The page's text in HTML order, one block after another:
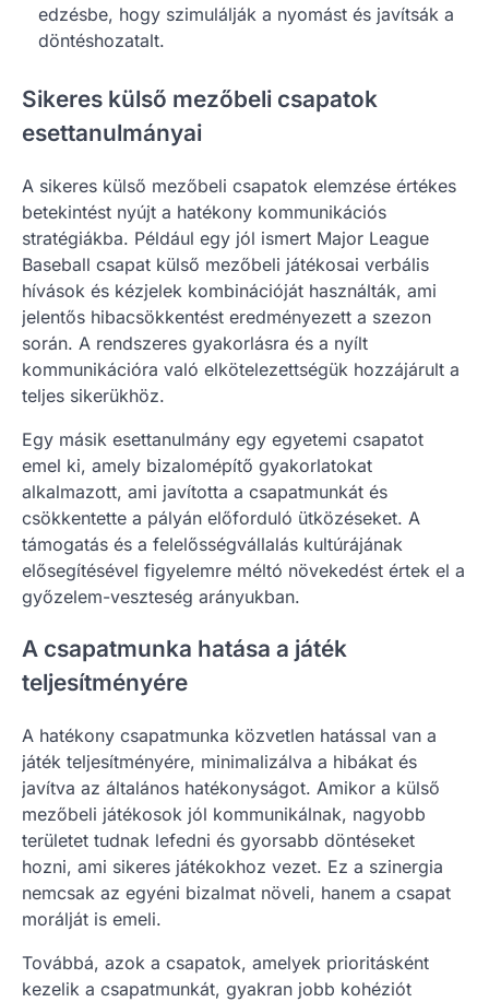
edzésbe, hogy szimulálják a nyomást és javítsák a
döntéshozatalt.
Sikeres külső mezőbeli csapatok
esettanulmányai
A sikeres külső mezőbeli csapatok elemzése értékes
betekintést nyújt a hatékony kommunikációs
stratégiákba. Például egy jól ismert Major League
Baseball csapat külső mezőbeli játékosai verbális
hívások és kézjelek kombinációját használták, ami
jelentős hibacsökkentést eredményezett a szezon
során. A rendszeres gyakorlásra és a nyílt
kommunikációra való elkötelezettségük hozzájárult a
teljes sikerükhöz.
Egy másik esettanulmány egy egyetemi csapatot
emel ki, amely bizalomépítő gyakorlatokat
alkalmazott, ami javította a csapatmunkát és
csökkentette a pályán előforduló ütközéseket. A
támogatás és a felelősségvállalás kultúrájának
elősegítésével figyelemre méltó növekedést értek el a
győzelem-veszteség arányukban.
A csapatmunka hatása a játék
teljesítményére
A hatékony csapatmunka közvetlen hatással van a
játék teljesítményére, minimalizálva a hibákat és
javítva az általános hatékonyságot. Amikor a külső
mezőbeli játékosok jól kommunikálnak, nagyobb
területet tudnak lefedni és gyorsabb döntéseket
hozni, ami sikeres játékokhoz vezet. Ez a szinergia
nemcsak az egyéni bizalmat növeli, hanem a csapat
morálját is emeli.
Továbbá, azok a csapatok, amelyek prioritásként
kezelik a csapatmunkát, gyakran jobb kohéziót